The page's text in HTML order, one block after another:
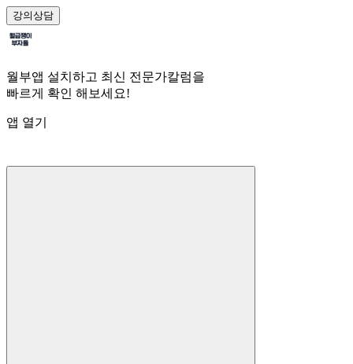
강의상담
월부앱 설치하고 최신 전문가칼럼을
빠르게 확인 해보세요!
앱 열기